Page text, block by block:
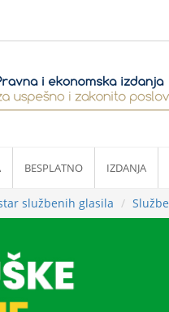
BESPLATNO IZDANJA
službenih glasila